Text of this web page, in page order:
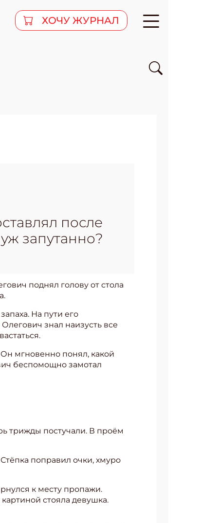
ХОЧУ ЖУРНАЛ
после
запутанно?
поднял голову от стола
На пути его
знал наизусть все
мгновенно понял, какой
беспомощно замотал
трижды постучали. В проём
поправил очки, хмуро
к месту пропажи.
стояла девушка.